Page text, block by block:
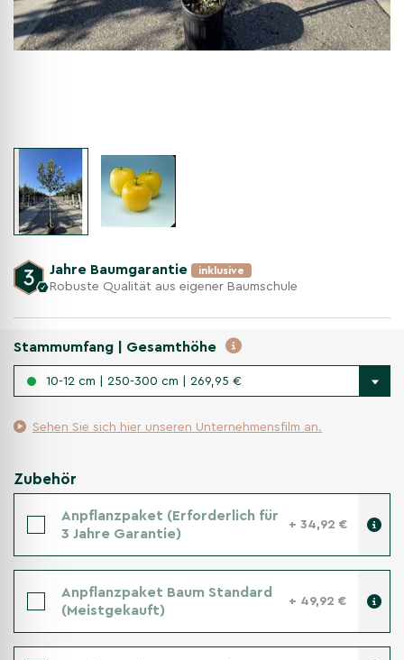
Jahre Baumgarantie inklusive
Robuste Qualität aus eigener Baumschule
Stammumfang | Gesamthöhe
10-12 cm | 250-300 cm | 269,95 €
Sehen Sie sich hier unseren Unternehmensfilm an.
Zubehör
Anpflanzpaket (Erforderlich für
3 Jahre Garantie)
+ 34,92 €
Anpflanzpaket Baum Standard
(Meistgekauft)
+ 49,92 €